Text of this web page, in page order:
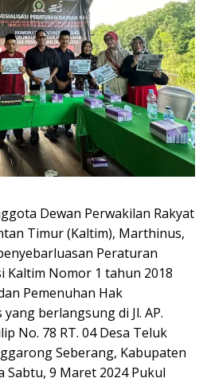
Dewan Perwakilan Rakyat
Timur (Kaltim), Marthinus,
Peraturan
Kaltim Nomor 1 tahun 2018
Pemenuhan Hak
berlangsung di Jl. AP.
No. 78 RT. 04 Desa Teluk
Seberang, Kabupaten
Sabtu, 9 Maret 2024 Pukul